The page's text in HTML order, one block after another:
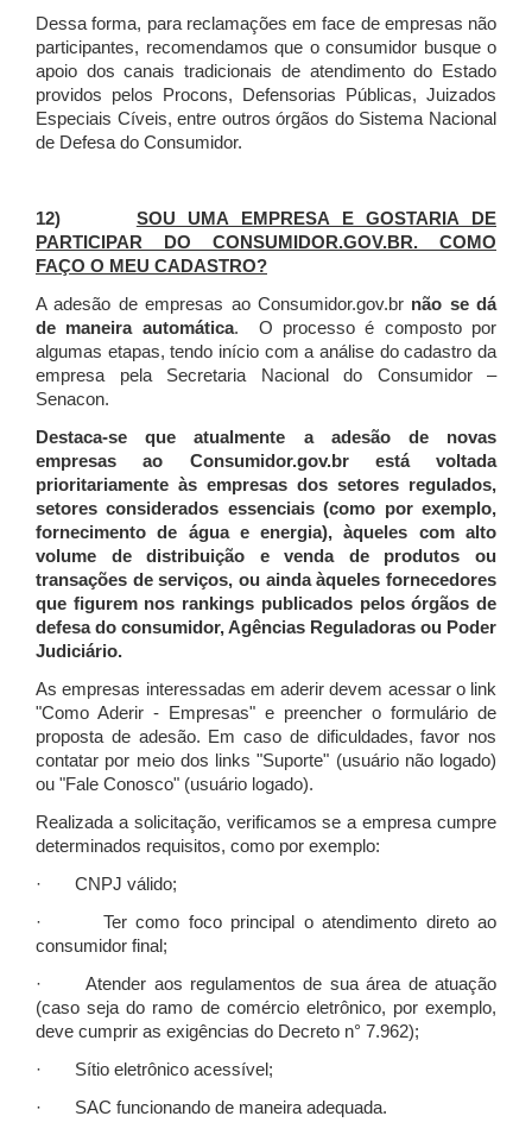
Dessa forma, para reclamações em face de empresas não
participantes, recomendamos que o consumidor busque o
apoio dos canais tradicionais de atendimento do Estado
providos pelos Procons, Defensorias Públicas, Juizados
Especiais Cíveis, entre outros órgãos do Sistema Nacional
de Defesa do Consumidor.
12) SOU UMA EMPRESA E GOSTARIA DE
PARTICIPAR DO CONSUMIDOR.GOV.BR. COMO
FAÇO O MEU CADASTRO?
A adesão de empresas ao Consumidor.gov.br não se dá
de maneira automática. O processo é composto por
algumas etapas, tendo início com a análise do cadastro da
empresa pela Secretaria Nacional do Consumidor –
Senacon.
Destaca-se que atualmente a adesão de novas
empresas ao Consumidor.gov.br está voltada
prioritariamente às empresas dos setores regulados,
setores considerados essenciais (como por exemplo,
fornecimento de água e energia), àqueles com alto
volume de distribuição e venda de produtos ou
transações de serviços, ou ainda àqueles fornecedores
que figurem nos rankings publicados pelos órgãos de
defesa do consumidor, Agências Reguladoras ou Poder
Judiciário.
As empresas interessadas em aderir devem acessar o link
"Como Aderir - Empresas" e preencher o formulário de
proposta de adesão. Em caso de dificuldades, favor nos
contatar por meio dos links "Suporte" (usuário não logado)
ou "Fale Conosco" (usuário logado).
Realizada a solicitação, verificamos se a empresa cumpre
determinados requisitos, como por exemplo:
· CNPJ válido;
· Ter como foco principal o atendimento direto ao
consumidor final;
· Atender aos regulamentos de sua área de atuação
(caso seja do ramo de comércio eletrônico, por exemplo,
deve cumprir as exigências do Decreto n° 7.962);
· Sítio eletrônico acessível;
· SAC funcionando de maneira adequada.